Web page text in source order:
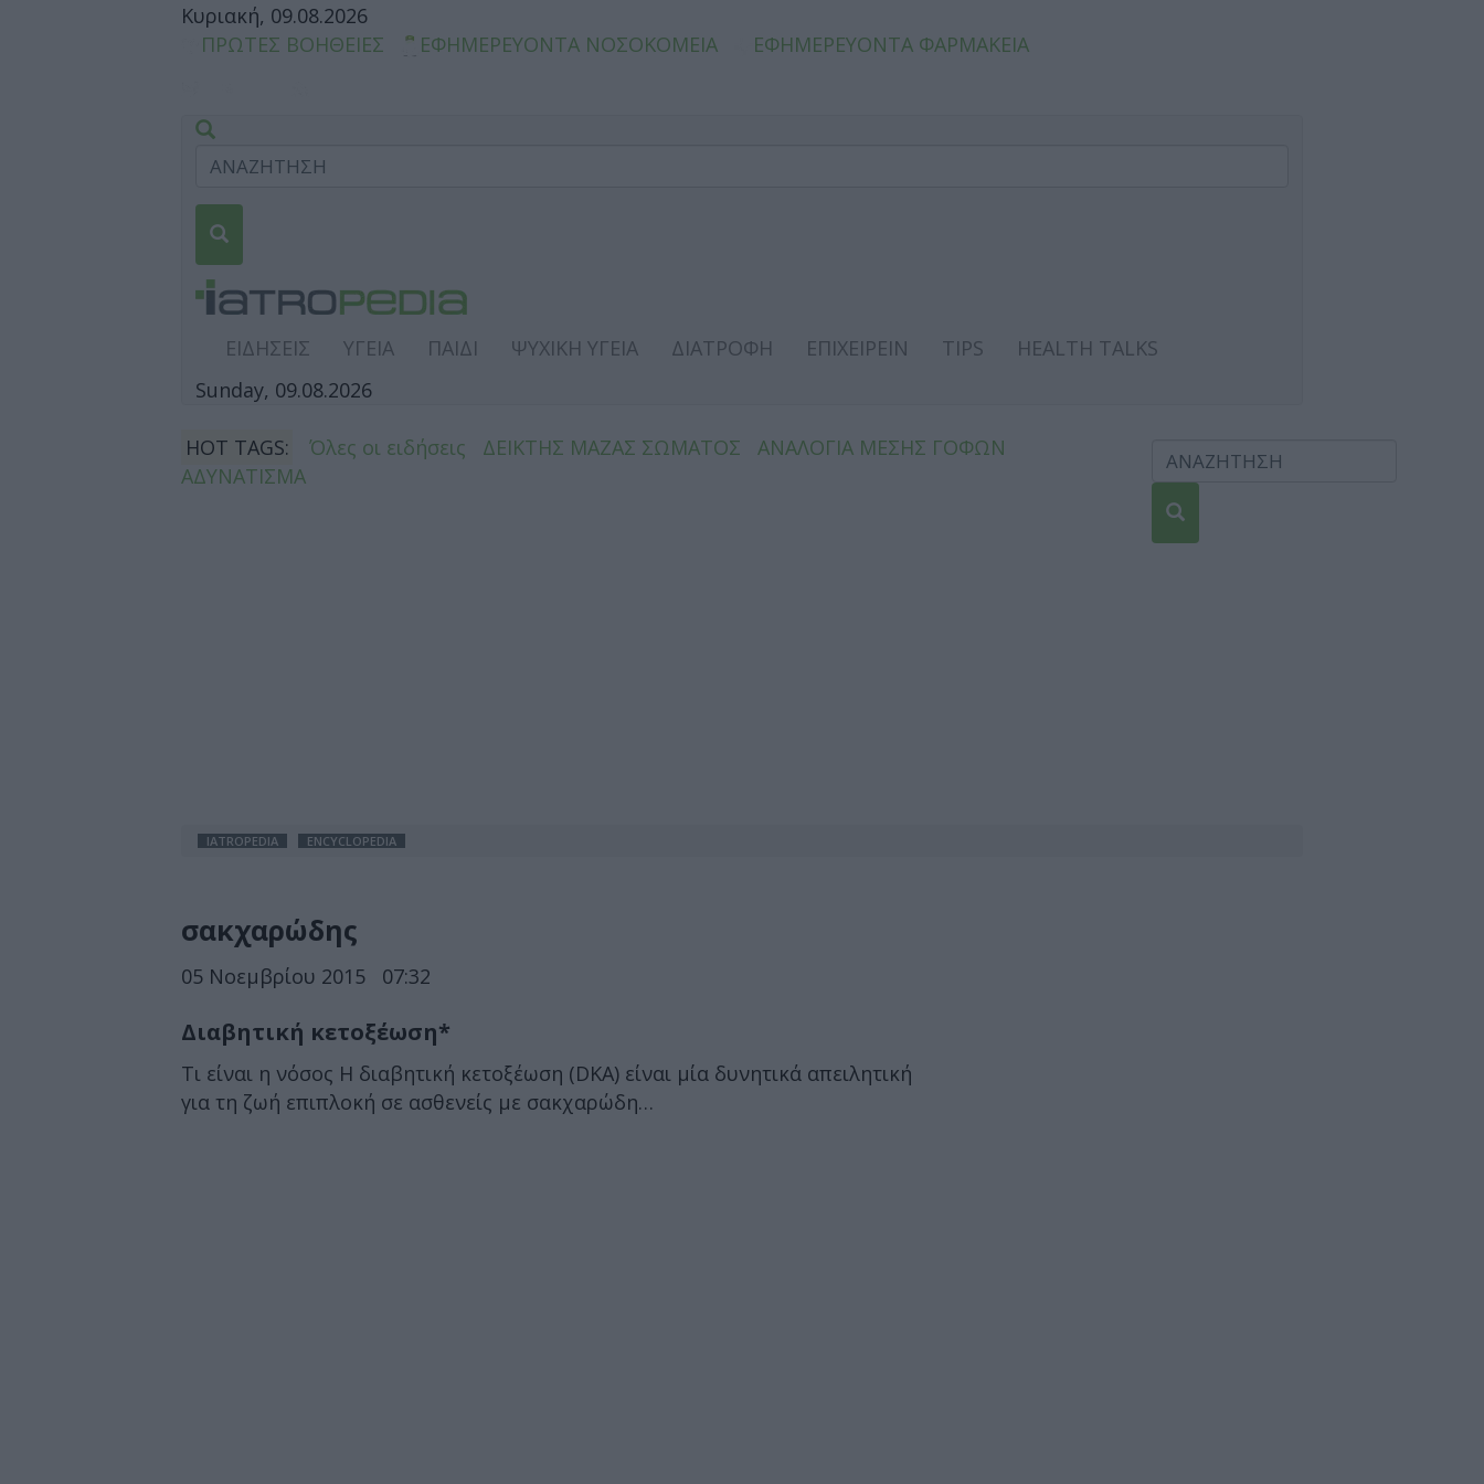
Κυριακή, 09.08.2026
ΠΡΩΤΕΣ ΒΟΗΘΕΙΕΣ
ΕΦΗΜΕΡΕΥΟΝΤΑ ΝΟΣΟΚΟΜΕΙΑ ΕΦΗΜΕΡΕΥΟΝΤΑ ΦΑΡΜΑΚΕΙΑ
ΕΙΔΗΣΕΙΣ ΥΓΕΙΑ ΠΑΙΔΙ ΨΥΧΙΚΗ ΥΓΕΙΑ ΔΙΑΤΡΟΦΗ ΕΠΙΧΕΙΡΕΙΝ TIPS
HEALTH TALKS
Sunday, 09.08.2026
HOT TAGS: Όλες οι ειδήσεις ΔΕΙΚΤΗΣ ΜΑΖΑΣ ΣΩΜΑΤΟΣ
ΑΝΑΛΟΓΙΑ ΜΕΣΗΣ ΓΟΦΩΝ
ΑΔΥΝΑΤΙΣΜΑ
IATROPEDIA ENCYCLOPEDIA
σακχαρώδης
05 Νοεμβρίου 2015 07:32
Διαβητική κετοξέωση*
Τι είναι η νόσος Η διαβητική κετοξέωση (DKA) είναι μία δυνητικά απειλητική
για τη ζωή επιπλοκή σε ασθενείς με σακχαρώδη…